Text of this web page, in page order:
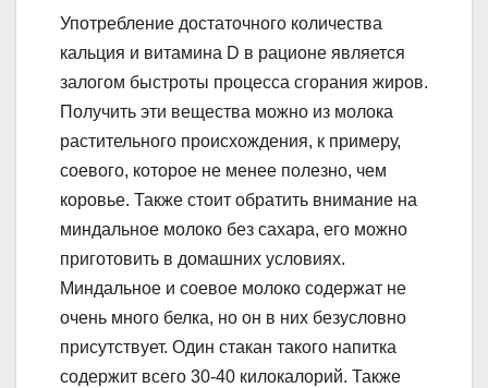
Употребление достаточного количества
кальция и витамина D в рационе является
залогом быстроты процесса сгорания жиров.
Получить эти вещества можно из молока
растительного происхождения, к примеру,
соевого, которое не менее полезно, чем
коровье. Также стоит обратить внимание на
миндальное молоко без сахара, его можно
приготовить в домашних условиях.
Миндальное и соевое молоко содержат не
очень много белка, но он в них безусловно
присутствует. Один стакан такого напитка
содержит всего 30-40 килокалорий. Также